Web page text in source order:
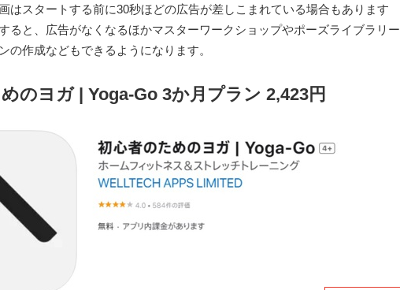
はスタートする前に30秒ほどの広告が差しこまれている場合もあります
ると、広告がなくなるほかマスターワークショップやポーズライブラリー
の作成などもできるようになります。
のヨガ | Yoga-Go 3か月プラン 2,423円